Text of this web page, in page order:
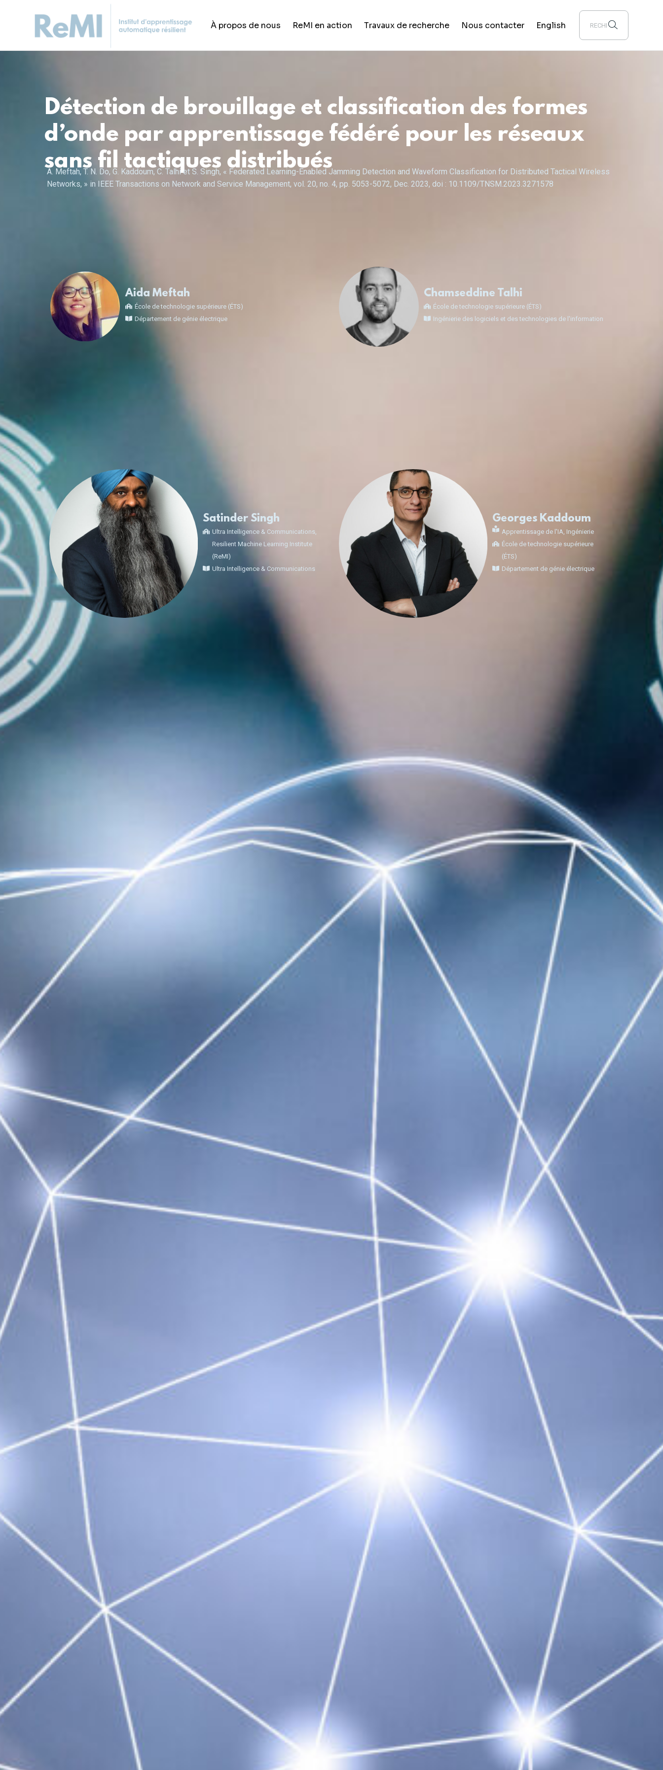
À propos de nous ReMI en action
carrière
Opportunités de carrière
Nouvelles et mises à jour
Travaux de recherche Nous contacter English
Détection de brouillage et classification des formes
d’onde par apprentissage fédéré pour les réseaux
sans fil tactiques distribués
A. Meftah, T. N. Do, G. Kaddoum, C. Talhi et S. Singh, « Federated Learning-Enabled Jamming Detection and Waveform Classification for Distributed Tactical Wireless
Networks, » in IEEE Transactions on Network and Service Management, vol. 20, no. 4, pp. 5053-5072, Dec. 2023, doi : 10.1109/TNSM.2023.3271578
Aida Meftah
École de technologie supérieure (ÉTS)
Département de génie électrique
Chamseddine Talhi
École de technologie supérieure (ÉTS)
Ingénierie des logiciels et des technologies de l'information
Satinder Singh
Ultra Intelligence & Communications,
Resilient Machine Learning Institute
(ReMI)
Ultra Intelligence & Communications
Georges Kaddoum
Apprentissage de l'IA, Ingénierie
École de technologie supérieure
(ÉTS)
Département de génie électrique